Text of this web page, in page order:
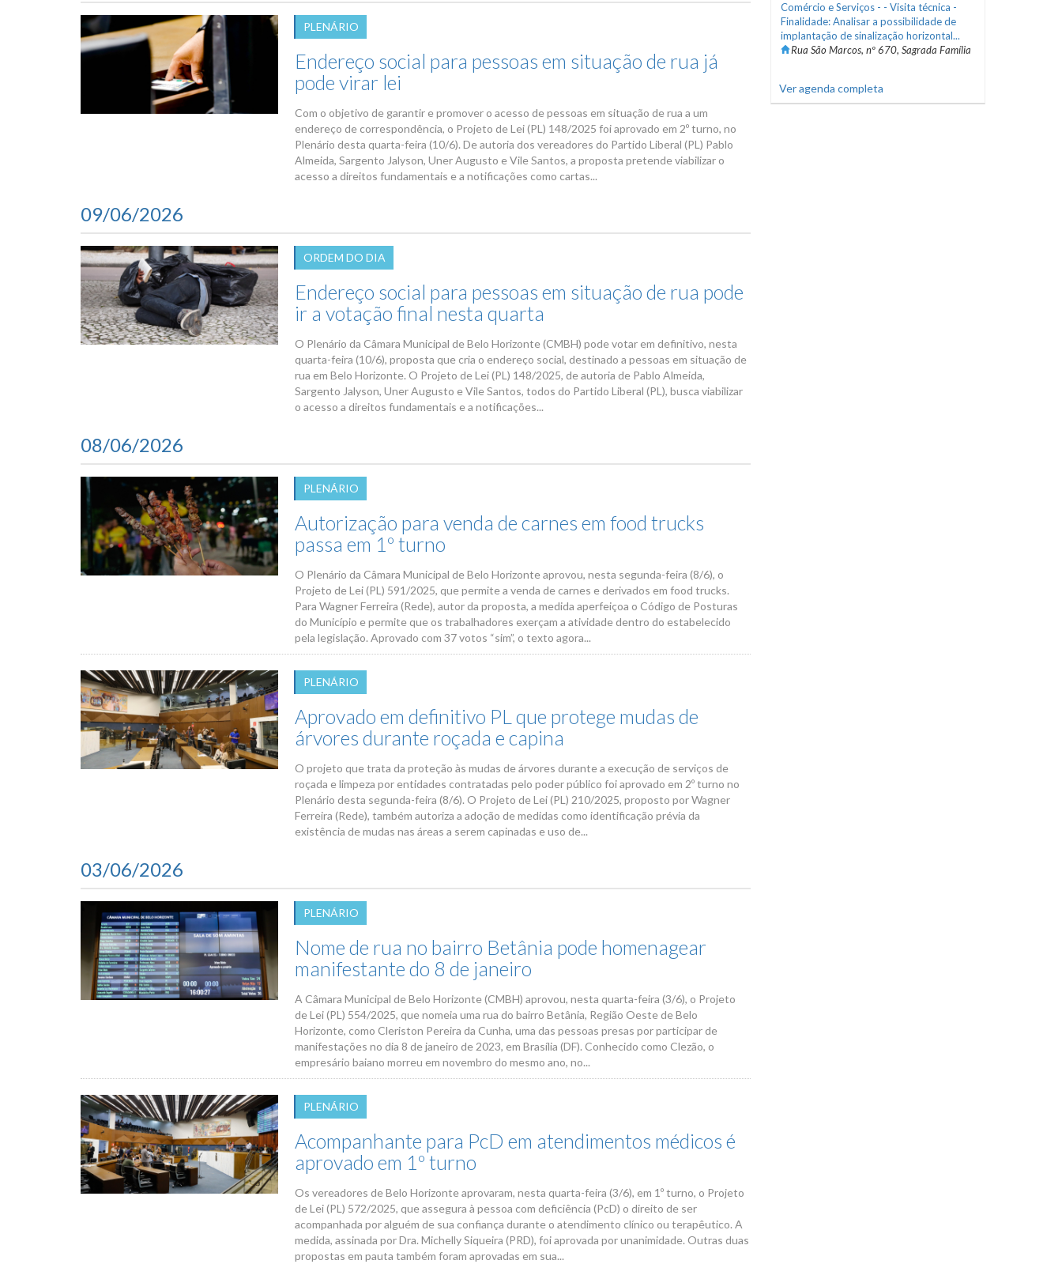
PLENÁRIO
Endereço social para pessoas em situação de rua já
pode virar lei
Com o objetivo de garantir e promover o acesso de pessoas em situação de rua a um
endereço de correspondência, o Projeto de Lei (PL) 148/2025 foi aprovado em 2º turno, no
Plenário desta quarta-feira (10/6). De autoria dos vereadores do Partido Liberal (PL) Pablo
Almeida, Sargento Jalyson, Uner Augusto e Vile Santos, a proposta pretende viabilizar o
acesso a direitos fundamentais e a notificações como cartas...
09/06/2026
ORDEM DO DIA
Endereço social para pessoas em situação de rua pode
ir a votação final nesta quarta
O Plenário da Câmara Municipal de Belo Horizonte (CMBH) pode votar em definitivo, nesta
quarta-feira (10/6), proposta que cria o endereço social, destinado a pessoas em situação de
rua em Belo Horizonte. O Projeto de Lei (PL) 148/2025, de autoria de Pablo Almeida,
Sargento Jalyson, Uner Augusto e Vile Santos, todos do Partido Liberal (PL), busca viabilizar
o acesso a direitos fundamentais e a notificações...
08/06/2026
PLENÁRIO
Autorização para venda de carnes em food trucks
passa em 1º turno
O Plenário da Câmara Municipal de Belo Horizonte aprovou, nesta segunda-feira (8/6), o
Projeto de Lei (PL) 591/2025, que permite a venda de carnes e derivados em food trucks.
Para Wagner Ferreira (Rede), autor da proposta, a medida aperfeiçoa o Código de Posturas
do Município e permite que os trabalhadores exerçam a atividade dentro do estabelecido
pela legislação. Aprovado com 37 votos “sim”, o texto agora...
PLENÁRIO
Aprovado em definitivo PL que protege mudas de
árvores durante roçada e capina
O projeto que trata da proteção às mudas de árvores durante a execução de serviços de
roçada e limpeza por entidades contratadas pelo poder público foi aprovado em 2º turno no
Plenário desta segunda-feira (8/6). O Projeto de Lei (PL) 210/2025, proposto por Wagner
Ferreira (Rede), também autoriza a adoção de medidas como identificação prévia da
existência de mudas nas áreas a serem capinadas e uso de...
03/06/2026
PLENÁRIO
Nome de rua no bairro Betânia pode homenagear
manifestante do 8 de janeiro
A Câmara Municipal de Belo Horizonte (CMBH) aprovou, nesta quarta-feira (3/6), o Projeto
de Lei (PL) 554/2025, que nomeia uma rua do bairro Betânia, Região Oeste de Belo
Horizonte, como Cleriston Pereira da Cunha, uma das pessoas presas por participar de
manifestações no dia 8 de janeiro de 2023, em Brasília (DF). Conhecido como Clezão, o
empresário baiano morreu em novembro do mesmo ano, no...
PLENÁRIO
Acompanhante para PcD em atendimentos médicos é
aprovado em 1º turno
Os vereadores de Belo Horizonte aprovaram, nesta quarta-feira (3/6), em 1º turno, o Projeto
de Lei (PL) 572/2025, que assegura à pessoa com deficiência (PcD) o direito de ser
acompanhada por alguém de sua confiança durante o atendimento clínico ou terapêutico. A
medida, assinada por Dra. Michelly Siqueira (PRD), foi aprovada por unanimidade. Outras duas
propostas em pauta também foram aprovadas em sua...
Comércio e Serviços - - Visita técnica -
Finalidade: Analisar a possibilidade de
implantação de sinalização horizontal...
Rua São Marcos, nº 670, Sagrada Família
Ver agenda completa